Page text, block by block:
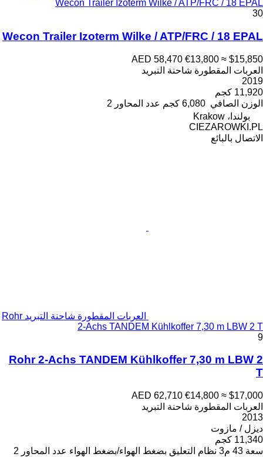
Wecon Trailer Izoterm Wilke / ATP/FRC / 18 EPAL
30
Wecon Trailer Izoterm Wilke / ATP/FRC / 18 EPAL
AED 58,470 €13,800 ≈ $15,850
العربات المقطورة شاحنة التبريد
2019
11,920 كجم
الوزن الصافي 6,080 كجم عدد المحاور 2
بولندا، Krakow
CIEZAROWKI.PL
الاتصال بالبائع
العربات المقطورة شاحنة التبريد Rohr
2-Achs TANDEM Kühlkoffer 7,30 m LBW 2 T
9
Rohr 2-Achs TANDEM Kühlkoffer 7,30 m LBW 2
T
AED 62,710 €14,800 ≈ $17,000
العربات المقطورة شاحنة التبريد
2013
ديزل / مازوت
11,340 كجم
سعة 43 م3 نظام التعليق بضغط الهواء/بضغط الهواء عدد المحاور 2